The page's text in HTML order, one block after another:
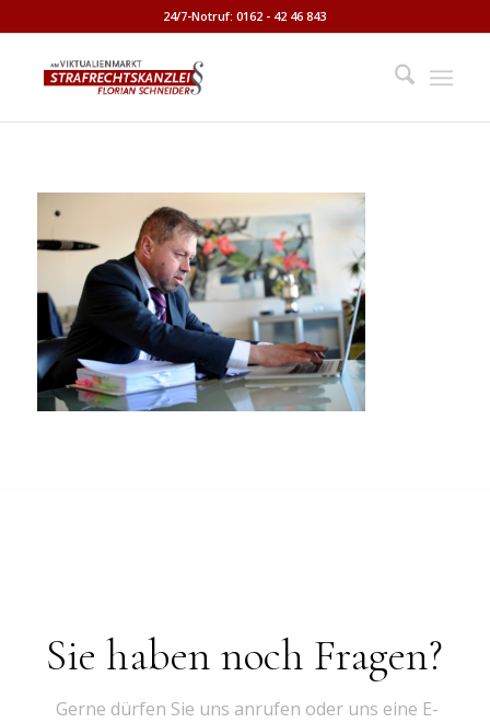
24/7-Notruf: 0162 - 42 46 843
Sie haben noch Fragen?
Gerne dürfen Sie uns anrufen oder uns eine E-